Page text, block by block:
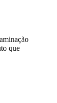
que